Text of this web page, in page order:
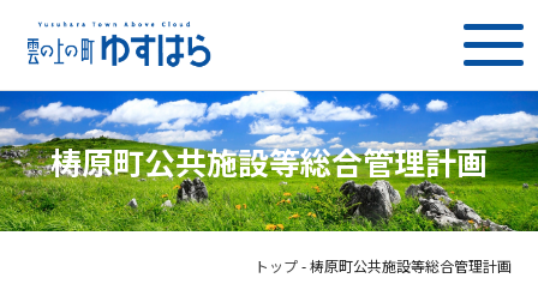
梼原町公共施設等総合管理計画
トップ-梼原町公共施設等総合管理計画